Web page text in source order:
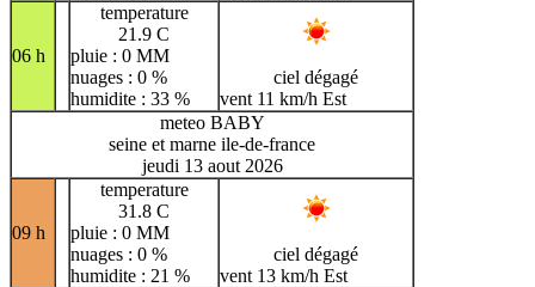
06 h
temperature
21.9 C
pluie : 0 MM
nuages : 0 %
humidite : 33 %
ciel dégagé
vent 11 km/h Est
meteo BABY
seine et marne ile-de-france
jeudi 13 aout 2026
09 h
temperature
31.8 C
pluie : 0 MM
nuages : 0 %
humidite : 21 %
ciel dégagé
vent 13 km/h Est